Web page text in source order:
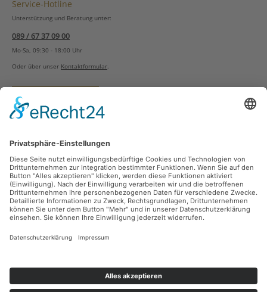
Service-Hotline
Unterstützung und Beratung unter:
089 / 67 37 09 00
Mo-Sa, 09:30 - 18:00 Uhr
Oder über unser Kontaktformular.
Vertrag widerrufen
Zahlungsarten
Sicher Einkaufen
Ladengeschäft
Newsletter
Facebook Instagram